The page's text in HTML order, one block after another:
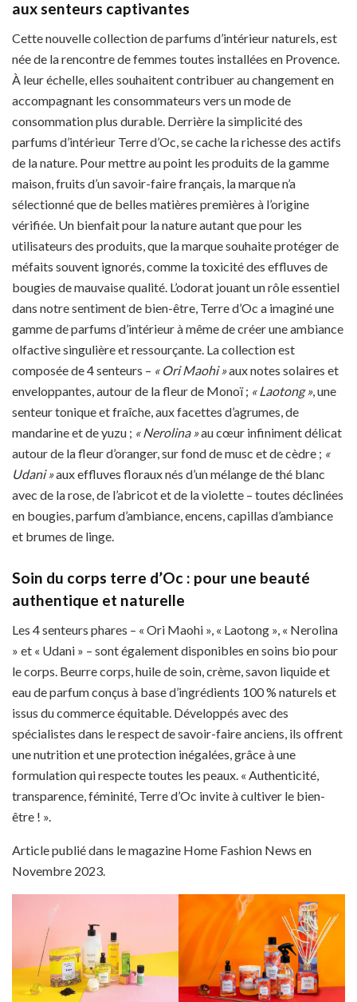
aux senteurs captivantes
Cette nouvelle collection de parfums d’intérieur naturels, est
née de la rencontre de femmes toutes installées en Provence.
À leur échelle, elles souhaitent contribuer au changement en
accompagnant les consommateurs vers un mode de
consommation plus durable. Derrière la simplicité des
parfums d’intérieur Terre d’Oc, se cache la richesse des actifs
de la nature. Pour mettre au point les produits de la gamme
maison, fruits d’un savoir-faire français, la marque n’a
sélectionné que de belles matières premières à l’origine
vérifiée. Un bienfait pour la nature autant que pour les
utilisateurs des produits, que la marque souhaite protéger de
méfaits souvent ignorés, comme la toxicité des effluves de
bougies de mauvaise qualité. L’odorat jouant un rôle essentiel
dans notre sentiment de bien-être, Terre d’Oc a imaginé une
gamme de parfums d’intérieur à même de créer une ambiance
olfactive singulière et ressourçante. La collection est
composée de 4 senteurs – « Ori Maohi »aux notes solaires et
enveloppantes, autour de la fleur de Monoï ; « Laotong », une
senteur tonique et fraîche, aux facettes d’agrumes, de
mandarine et de yuzu ; « Nerolina »au cœur infiniment délicat
autour de la fleur d’oranger, sur fond de musc et de cèdre ; «
Udani »aux effluves floraux nés d’un mélange de thé blanc
avec de la rose, de l’abricot et de la violette – toutes déclinées
en bougies, parfum d’ambiance, encens, capillas d’ambiance
et brumes de linge.
Soin du corps terre d’Oc : pour une beauté
authentique et naturelle
Les 4 senteurs phares – « Ori Maohi », « Laotong », « Nerolina
» et « Udani » – sont également disponibles en soins bio pour
le corps. Beurre corps, huile de soin, crème, savon liquide et
eau de parfum conçus à base d’ingrédients 100 % naturels et
issus du commerce équitable. Développés avec des
spécialistes dans le respect de savoir-faire anciens, ils offrent
une nutrition et une protection inégalées, grâce à une
formulation qui respecte toutes les peaux. « Authenticité,
transparence, féminité, Terre d’Oc invite à cultiver le bien-
être ! ».
Article publié dans le magazine Home Fashion News en
Novembre 2023.